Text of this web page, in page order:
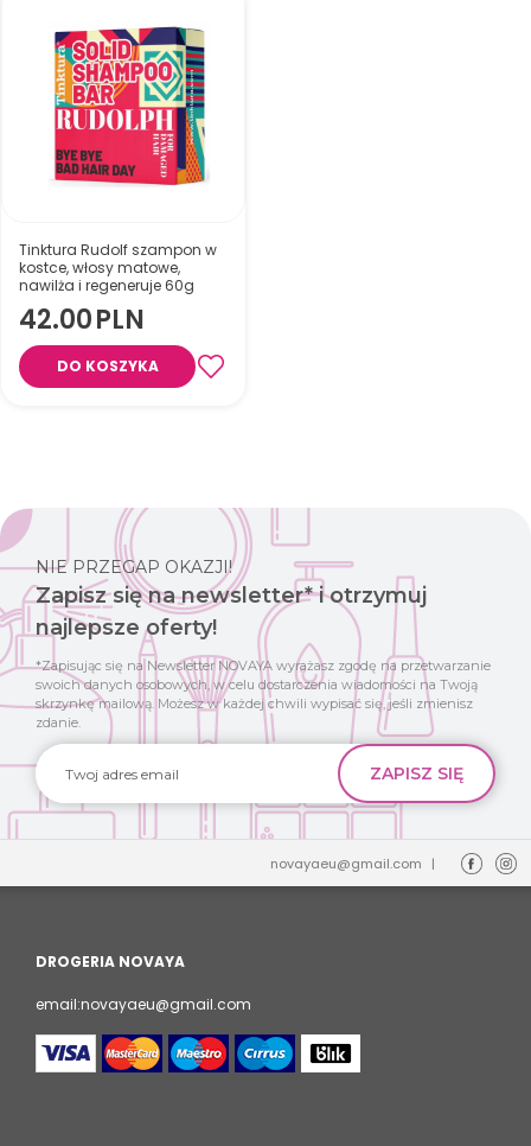
wzmacnia matowe włosy,
przywracając im zdrowy blask
Tinktura Rudolf szampon w
kostce, włosy matowe,
nawilża i regeneruje 60g
42.00PLN
DO KOSZYKA
NIE PRZEGAP OKAZJI!
Zapisz się na newsletter* i otrzymuj
najlepsze oferty!
*Zapisując się na Newsletter NOVAYA wyrażasz zgodę na przetwarzanie
swoich danych osobowych, w celu dostarczenia wiadomości na Twoją
skrzynkę mailową. Możesz w każdej chwili wypisać się, jeśli zmienisz
zdanie.
novayaeu@gmail.com |
DROGERIA NOVAYA
email:novayaeu@gmail.com